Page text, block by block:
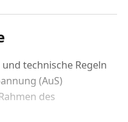
technische Regeln
(AuS)
des